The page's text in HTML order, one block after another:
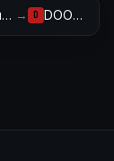
Call of Duty: Warzone → D DOOM (2016)